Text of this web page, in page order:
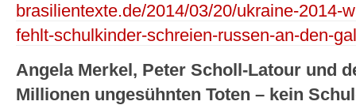
brasilientexte.de/2014/03/20/ukraine-2014-
fehlt-schulkinder-schreien-russen-an-den-
Angela Merkel, Peter Scholl-Latour und
Millionen ungesühnten Toten – kein